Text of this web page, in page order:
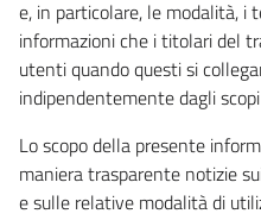
e, in particolare, le modalità, i
informazioni che i titolari del
utenti quando questi si
indipendentemente dagli
Lo scopo della presente
maniera trasparente notizie
e sulle relative modalità di